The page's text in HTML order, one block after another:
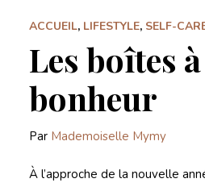
ACCUEIL, LIFESTYLE, SELF-
Les boîtes à
bonheur
Par Mademoiselle Mymy
À l’approche de la nouvelle